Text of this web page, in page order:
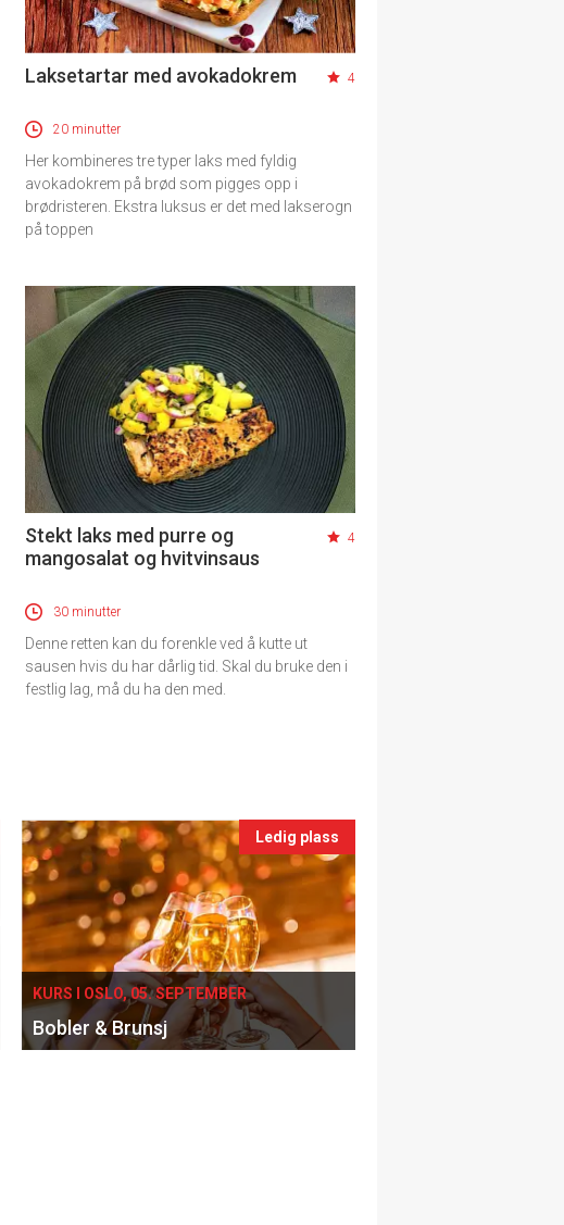
Laksetartar med avokadokrem 4
20 minutter
Her kombineres tre typer laks med fyldig
avokadokrem på brød som pigges opp i
brødristeren. Ekstra luksus er det med lakserogn
på toppen
Stekt laks med purre og
mangosalat og hvitvinsaus
4
30 minutter
Denne retten kan du forenkle ved å kutte ut
sausen hvis du har dårlig tid. Skal du bruke den i
festlig lag, må du ha den med.
Ledig plass
KURS I OSLO, 05. SEPTEMBER
Bobler & Brunsj